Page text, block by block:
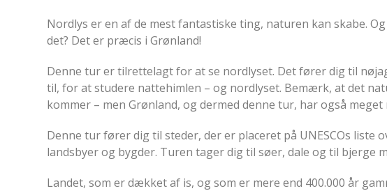
Nordlys er en af ​​de mest fantastiske ting, naturen kan skabe.
det? Det er præcis i Grønland!
Denne tur er tilrettelagt for at se nordlyset. Det fører dig til
til, for at studere nattehimlen – og nordlyset. Bemærk, at det
kommer – men Grønland, og dermed denne tur, har også
Denne tur fører dig til steder, der er placeret på UNESCOs liste
landsbyer og bygder. Turen tager dig til søer, dale og til bjerge
Landet, som er dækket af is, og som er mere end 400.000 år